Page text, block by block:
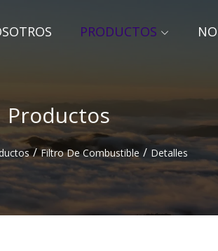
PRODUCTOS
Productos
/ Filtro De Combustible / Detalles